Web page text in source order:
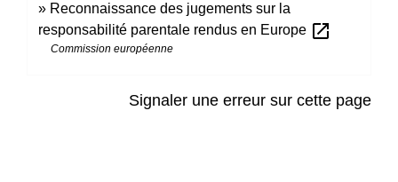
Reconnaissance des jugements sur la
responsabilité parentale rendus en Europe open_in_new
Commission européenne
Signaler une erreur sur cette page